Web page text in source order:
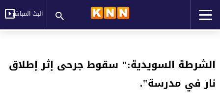
البث المباشر
الشرطة السويدية:" سقوط جرحى إثر إطلاق
نار في مدرسة".